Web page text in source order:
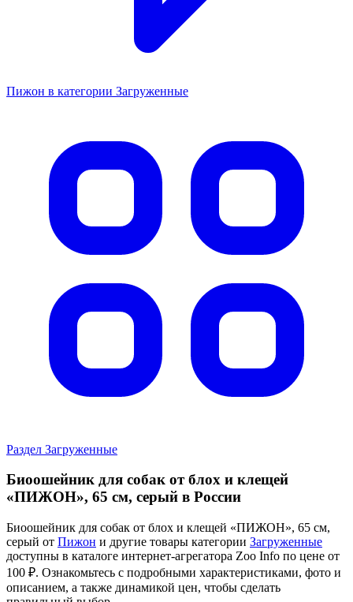
Пижон в категории Загруженные
Раздел Загруженные
Биоошейник для собак от блох и клещей
«ПИЖОН», 65 см, серый в России
Биоошейник для собак от блох и клещей «ПИЖОН», 65 см,
серый от Пижон и другие товары категории Загруженные
доступны в каталоге интернет-агрегатора Zoo Info по цене от
100 ₽. Ознакомьтесь с подробными характеристиками, фото и
описанием, а также динамикой цен, чтобы сделать